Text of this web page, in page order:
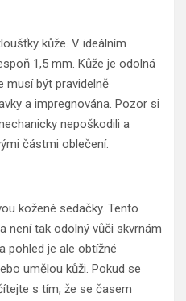
kůže. V ideálním
1,5 mm. Kůže je odolná
musí být pravidelně
a impregnována. Pozor si
nepoškodili a
částmi oblečení.
kožené sedačky. Tento
není tak odolný vůči skvrnám
pohled je ale obtížné
umělou kůži. Pokud se
s tím, že se časem